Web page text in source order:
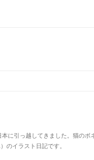
に引っ越してきました。猫の
のイラスト日記です。